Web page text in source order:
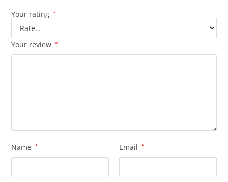
Your rating *
Your review *
Name * Email *